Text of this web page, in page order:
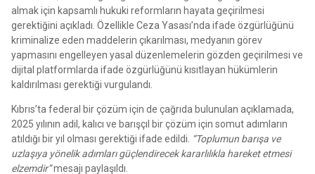
almak için kapsamlı hukuki reformların hayata geçirilmesi
gerektiğini açıkladı. Özellikle Ceza Yasası’nda ifade özgürlüğünü
kriminalize eden maddelerin çıkarılması, medyanın görev
yapmasını engelleyen yasal düzenlemelerin gözden geçirilmesi ve
dijital platformlarda ifade özgürlüğünü kısıtlayan hükümlerin
kaldırılması gerektiği vurgulandı.
Kıbrıs’ta federal bir çözüm için de çağrıda bulunulan açıklamada,
2025 yılının adil, kalıcı ve barışçıl bir çözüm için somut adımların
atıldığı bir yıl olması gerektiği ifade edildi. “Toplumun barışa ve
uzlaşıya yönelik adımları güçlendirecek kararlılıkla hareket etmesi
elzemdir”mesajı paylaşıldı.